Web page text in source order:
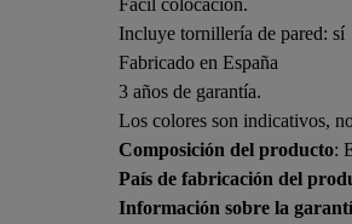
Fácil colocación.
Incluye tornillería de pared: sí
Fabricado en España
3 años de garantía.
Los colores son indicativos,
Composición del producto:
País de fabricación del
Información sobre la